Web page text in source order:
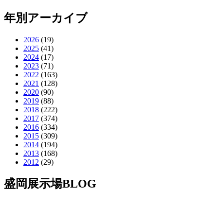
年別アーカイブ
2026 (19)
2025 (41)
2024 (17)
2023 (71)
2022 (163)
2021 (128)
2020 (90)
2019 (88)
2018 (222)
2017 (374)
2016 (334)
2015 (309)
2014 (194)
2013 (168)
2012 (29)
盛岡展示場BLOG